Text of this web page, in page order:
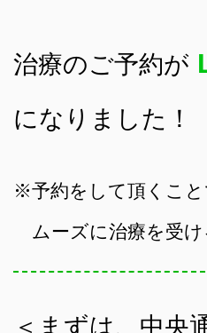
治療のご予約が
になりました！
※予約をして頂くこ
ムーズに治療を受
＜まずは、中央